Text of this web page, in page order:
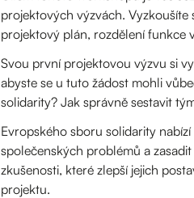
projektových výzvách.
projektový plán, rozdělení funkce
Svou první projektovou výzvu si
abyste se u tuto žádost mohli
solidarity? Jak správně sestavit
Evropského sboru solidarity
společenských problémů a
zkušenosti, které zlepší jejich
projektu.